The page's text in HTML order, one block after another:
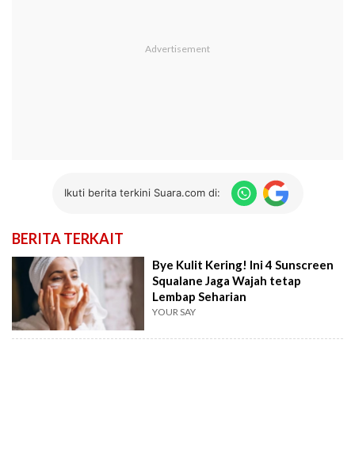
Ikuti berita terkini Suara.com di:
BERITA TERKAIT
Bye Kulit Kering! Ini 4 Sunscreen
Squalane Jaga Wajah tetap
Lembap Seharian
YOUR SAY